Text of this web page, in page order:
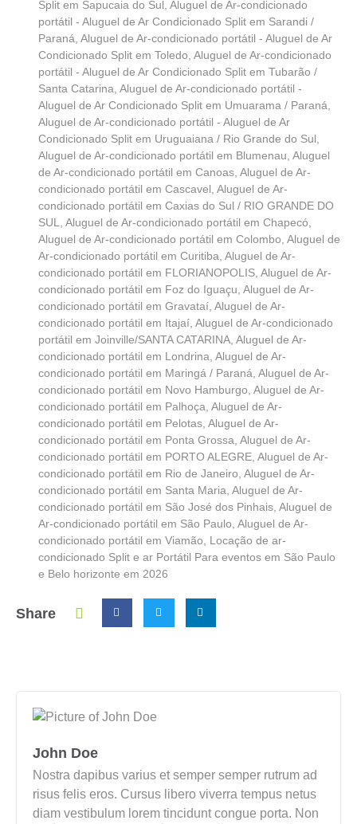
Split em Sapucaia do Sul Aluguel de Ar-condicionado
portátil - Aluguel de Ar Condicionado Split em Sarandi /
Paraná Aluguel de Ar-condicionado portátil - Aluguel de Ar
Condicionado Split em Toledo Aluguel de Ar-condicionado
portátil - Aluguel de Ar Condicionado Split em Tubarão /
Santa Catarina Aluguel de Ar-condicionado portátil -
Aluguel de Ar Condicionado Split em Umuarama / Paraná
Aluguel de Ar-condicionado portátil - Aluguel de Ar
Condicionado Split em Uruguaiana / Rio Grande do Sul
Aluguel de Ar-condicionado portátil em Blumenau Aluguel
de Ar-condicionado portátil em Canoas Aluguel de Ar-
condicionado portátil em Cascavel Aluguel de Ar-
condicionado portátil em Caxias do Sul / RIO GRANDE DO
SUL
Aluguel de Ar-condicionado portátil em Chapecó
Aluguel de Ar-condicionado portátil em Colombo Aluguel de
Ar-condicionado portátil em Curitiba Aluguel de Ar-
condicionado portátil em FLORIANOPOLIS Aluguel de Ar-
condicionado portátil em Foz do Iguaçu Aluguel de Ar-
condicionado portátil em Gravataí Aluguel de Ar-
condicionado portátil em Itajaí Aluguel de Ar-condicionado
portátil em Joinville/SANTA CATARINA Aluguel de Ar-
condicionado portátil em Londrina Aluguel de Ar-
condicionado portátil em Maringá / Paraná Aluguel de Ar-
condicionado portátil em Novo Hamburgo Aluguel de Ar-
condicionado portátil em Palhoça Aluguel de Ar-
condicionado portátil em Pelotas Aluguel de Ar-
condicionado portátil em Ponta Grossa Aluguel de Ar-
condicionado portátil em PORTO ALEGRE Aluguel de Ar-
condicionado portátil em Rio de Janeiro Aluguel de Ar-
condicionado portátil em Santa Maria Aluguel de Ar-
condicionado portátil em São José dos Pinhais Aluguel de
Ar-condicionado portátil em São Paulo Aluguel de Ar-
condicionado portátil em Viamão
Locação de ar-
condicionado Split e ar Portátil Para eventos em São Paulo
e Belo horizonte em 2026
Share
John Doe
Nostra dapibus varius et semper semper rutrum ad
risus felis eros. Cursus libero viverra tempus netus
diam vestibulum lorem tincidunt congue porta. Non